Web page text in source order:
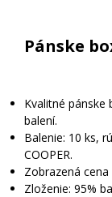
Pánske
Kvalitné pánske
balení.
Balenie: 10 ks,
COOPER.
Zobrazená cena
Zloženie: 95%